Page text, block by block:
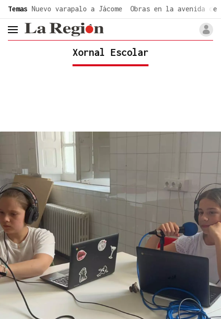
Temas Nuevo varapalo a Jácome Obras en la avenida de
header.menu.open
Xornal Escolar